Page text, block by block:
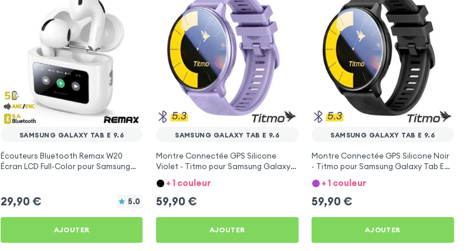
SAMSUNG GALAXY TAB E 9.6
Écouteurs Bluetooth Remax W20
Écran LCD Full-Color pour Samsung
29,90 € 5.0
AJOUTER
SAMSUNG GALAXY TAB E 9.6
Montre Connectée GPS Silicone
Violet - Titmo pour Samsung Galaxy
+ 1 couleur
59,90 €
AJOUTER
SAMSUNG GALAXY TAB E 9.6
Montre Connectée GPS Silicone Noir
- Titmo pour Samsung Galaxy Tab E
+ 1 couleur
59,90 €
AJOUTER